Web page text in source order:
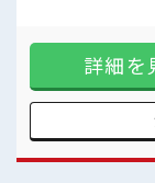
持ち物が多いあ
ロッカー付き職
高収入もバッチ
け…と
残業は
週末は
制服ア
なお
お仕事です！ ■職場の雰囲気
なたに
詳細を